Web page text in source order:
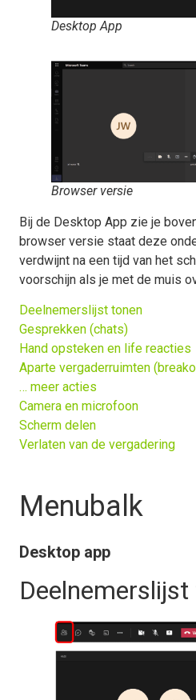
Desktop App
Browser versie
Bij de Desktop App zie je
browser versie staat deze
verdwijnt na een tijd van het
voorschijn als je met de muis
Deelnemerslijst tonen
Gesprekken (chats)
Hand opsteken en life reacties
Aparte vergaderruimten
… meer acties
Camera en microfoon
Scherm delen
Verlaten van de vergadering
Menubalk
Desktop app
Deelnemerslijst